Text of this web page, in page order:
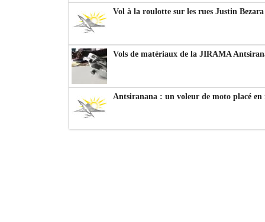
Vol à la roulotte sur les rues Justin
Vols de matériaux de la JIRAMA
Antsiranana : un voleur de moto placé en